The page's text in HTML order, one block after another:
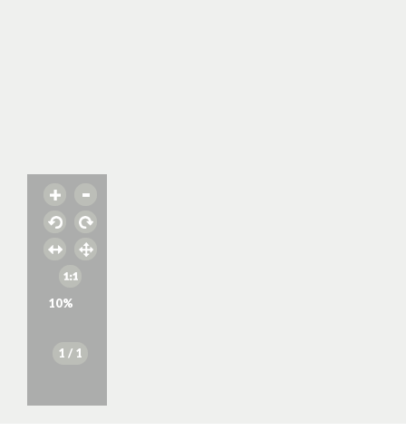
10%
1 / 1